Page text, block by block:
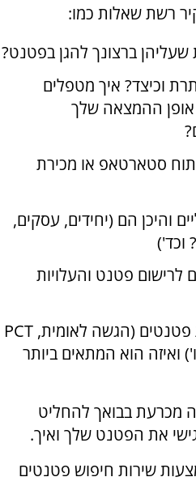
רשת שאלות כמו:
ברצונך להגן בפטנט?
וכיצד? איך מטפלים
אופן ההמצאה שלך
סטארטאפ או מכירת
והיכן הם (יחידים, עסקים,
וכד')
פטנט והעלויות
מהם המנגנונים להגשת פטנטים (הגשה לאומית, PCT
ואיזה הוא המתאים ביותר
מכרעת בבואך להחליט
את הפטנט שלך ואיך.